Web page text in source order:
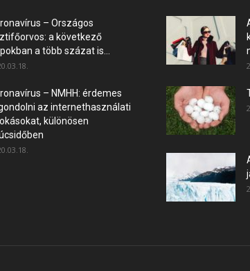
– Országos
a következő
a több százat is...
– NMHH: érdemes
az internethasználati
különösen